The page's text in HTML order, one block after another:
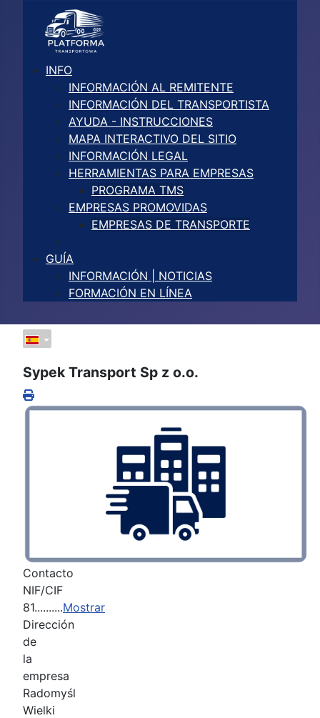
INFO
INFORMACIÓN AL REMITENTE
INFORMACIÓN DEL TRANSPORTISTA
AYUDA - INSTRUCCIONES
MAPA INTERACTIVO DEL SITIO
INFORMACIÓN LEGAL
HERRAMIENTAS PARA EMPRESAS
PROGRAMA TMS
EMPRESAS PROMOVIDAS
EMPRESAS DE TRANSPORTE
GUÍA
INFORMACIÓN | NOTICIAS
FORMACIÓN EN LÍNEA
Sypek Transport Sp z o.o.
Contacto
NIF/CIF
81..........Mostrar
Dirección
de
la
empresa
Radomyśl
Wielki